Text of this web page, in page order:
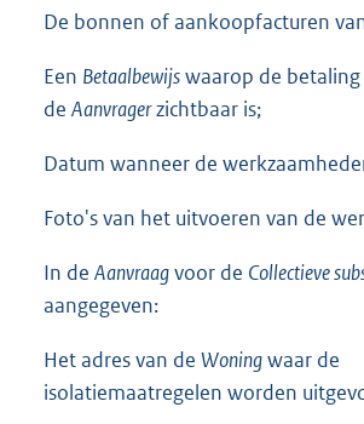
De bonnen of aankoopfacturen
Een Betaalbewijswaarop de
de Aanvragerzichtbaar is;
Datum wanneer de
Foto's van het uitvoeren van de
In de Aanvraagvoor de Collectieve
aangegeven:
Het adres van de Woningwaar de
isolatiemaatregelen worden